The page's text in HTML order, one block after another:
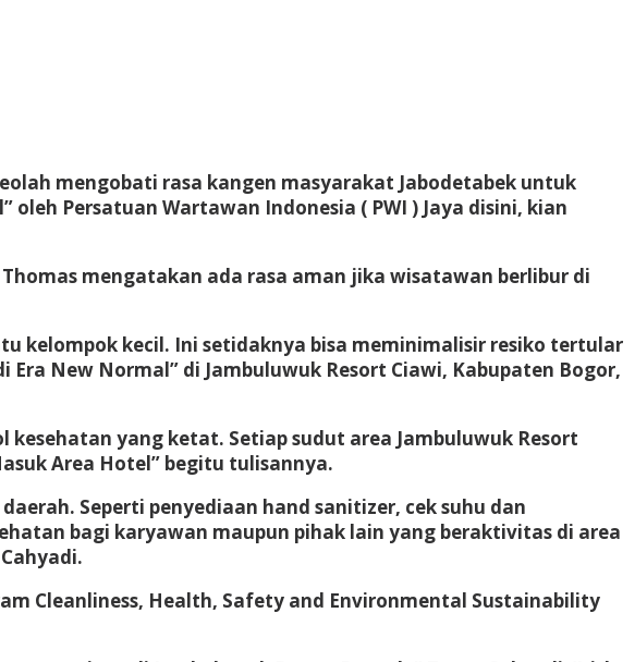
mengobati rasa kangen masyarakat Jabodetabek untuk
Persatuan Wartawan Indonesia ( PWI ) Jaya disini, kian
mengatakan ada rasa aman jika wisatawan berlibur di
kelompok kecil. Ini setidaknya bisa meminimalisir resiko tertular
New Normal” di Jambuluwuk Resort Ciawi, Kabupaten Bogor,
yang ketat. Setiap sudut area Jambuluwuk Resort
Area Hotel” begitu tulisannya.
Seperti penyediaan hand sanitizer, cek suhu dan
bagi karyawan maupun pihak lain yang beraktivitas di area
Cleanliness, Health, Safety and Environmental Sustainability